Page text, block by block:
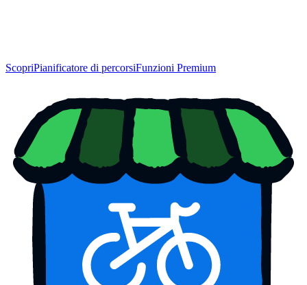
ScopriPianificatore di percorsiFunzioni Premium